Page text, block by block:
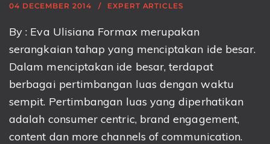
04 DECEMBER 2014 EXPERT ARTICLES
By : Eva Ulisiana Formax merupakan
serangkaian tahap yang menciptakan ide besar.
Dalam menciptakan ide besar, terdapat
berbagai pertimbangan luas dengan waktu
sempit. Pertimbangan luas yang diperhatikan
adalah consumer centric, brand engagement,
content dan more channels of communication.